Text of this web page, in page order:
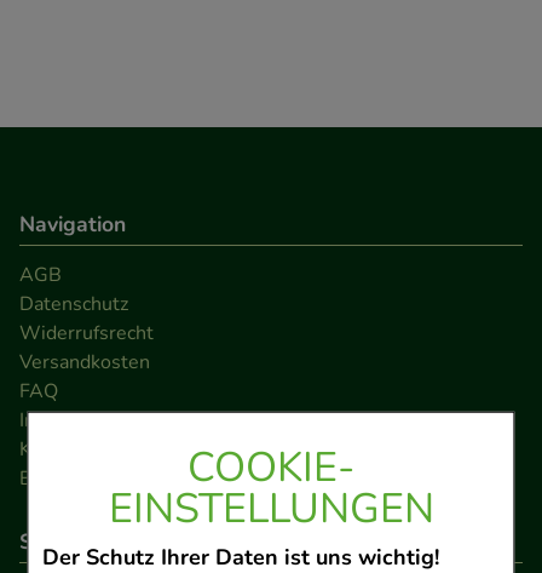
COOKIE-
EINSTELLUNGEN
Der Schutz Ihrer Daten ist uns wichtig!
Navigation
AGB
Datenschutz
Widerrufsrecht
Versandkosten
FAQ
Impressum
Kontakt
Barrierefreiheitserklärung
So können Sie bezahlen